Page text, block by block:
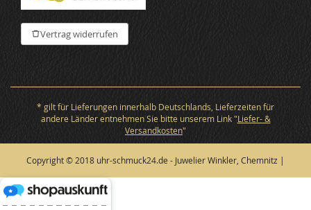
Vertrag widerrufen
* gilt für Lieferungen innerhalb Deutschlands, Lieferzeiten für
andere Länder entnehmen Sie bitte unserem Link "Liefer- &
Versandkosten"
Copyright © 2018 uhr-schmuck24.de - Juwelier Winkler, Chemnitz |